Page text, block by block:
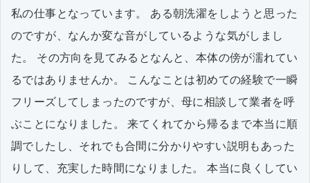
私の仕事となっています。 ある朝洗濯をしようと思った
のですが、なんか変な音がしているような気がしまし
た。 その方向を見てみるとなんと、本体の傍が濡れてい
るではありませんか。 こんなことは初めての経験で一瞬
フリーズしてしまったのですが、母に相談して業者を呼
ぶことになりました。 来てくれてから帰るまで本当に順
調でしたし、それでも合間に分かりやすい説明もあった
りして、充実した時間になりました。 本当に良くしてい